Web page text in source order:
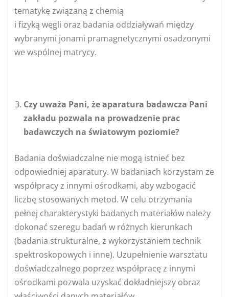
tematykę związaną z chemią
i fizyką węgli oraz badania oddziaływań między
wybranymi jonami pramagnetycznymi osadzonymi
we wspólnej matrycy.
Czy uważa Pani, że aparatura badawcza Pani
zakładu pozwala na prowadzenie prac
badawczych na światowym poziomie?
Badania doświadczalne nie mogą istnieć bez
odpowiedniej aparatury. W badaniach korzystam ze
współpracy z innymi ośrodkami, aby wzbogacić
liczbę stosowanych metod. W celu otrzymania
pełnej charakterystyki badanych materiałów należy
dokonać szeregu badań w różnych kierunkach
(badania strukturalne, z wykorzystaniem technik
spektroskopowych i inne). Uzupełnienie warsztatu
doświadczalnego poprzez współpracę z innymi
ośrodkami pozwala uzyskać dokładniejszy obraz